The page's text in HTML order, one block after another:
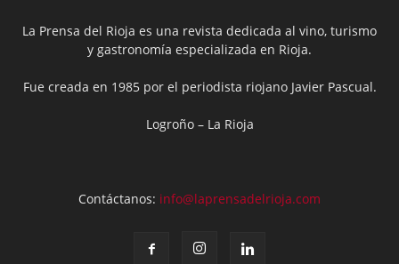
La Prensa del Rioja es una revista dedicada al vino, turismo
y gastronomía especializada en Rioja.
Fue creada en 1985 por el periodista riojano Javier Pascual.
Logroño – La Rioja
Contáctanos: info@laprensadelrioja.com